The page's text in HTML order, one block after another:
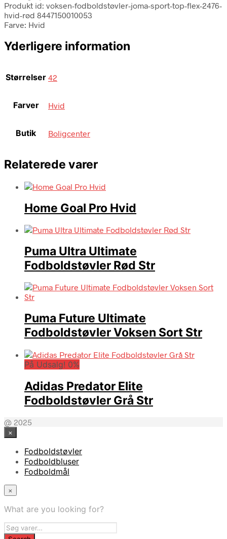
Produkt id: voksen-fodboldstøvler-joma-sport-top-flex-2476-
hvid-rød 8447150010053
Farve: Hvid
Yderligere information
Størrelser 42
Farver Hvid
Butik Boligcenter
Relaterede varer
Home Goal Pro Hvid
Puma Ultra Ultimate
Fodboldstøvler Rød Str
Puma Future Ultimate
Fodboldstøvler Voksen Sort Str
På Udsalg! 0%
Adidas Predator Elite
Fodboldstøvler Grå Str
@ 2025
×
Fodboldstøvler
Fodboldbluser
Fodboldmål
×
What are you looking for?